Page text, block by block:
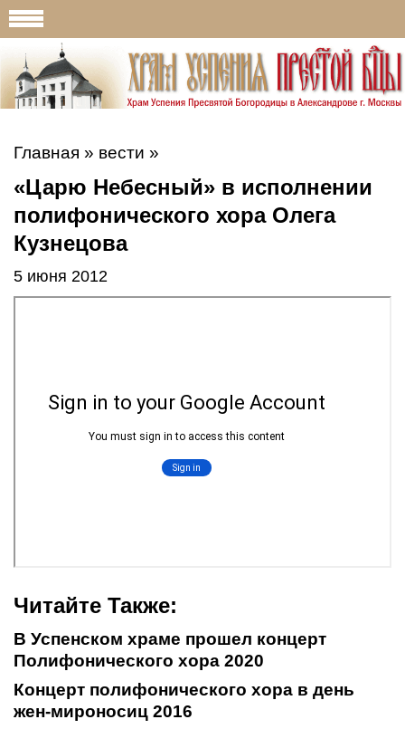
Главная » вести »
«Царю Небесный» в исполнении
полифонического хора Олега
Кузнецова
5 июня 2012
Читайте Также:
В Успенском храме прошел концерт
Полифонического хора 2020
Концерт полифонического хора в день
жен-мироносиц 2016